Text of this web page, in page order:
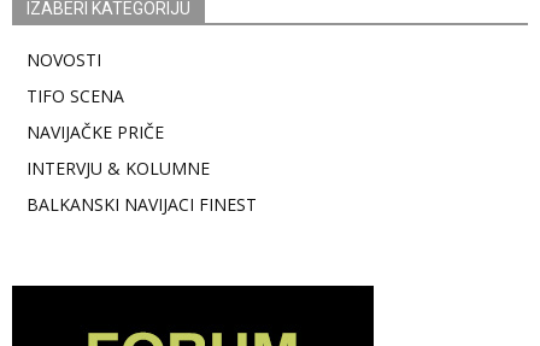
IZABERI KATEGORIJU
NOVOSTI
TIFO SCENA
NAVIJAČKE PRIČE
INTERVJU & KOLUMNE
BALKANSKI NAVIJACI FINEST